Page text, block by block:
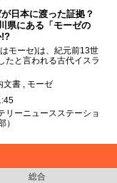
日本に渡った証拠？
県にある「モーゼの
!?
モーセ)は、紀元前13世
たと言われる古代イスラ
文書
モーゼ
リーニュースステーショ
）
総合